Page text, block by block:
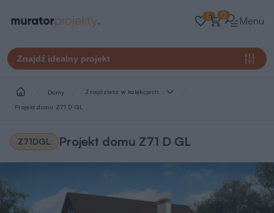
0 0 Menu
Znajdź idealny projekt
Domy Znajdziesz w kolekcjach
Projekt domu Z71 D GL
Z71DGL Projekt domu Z71 D GL